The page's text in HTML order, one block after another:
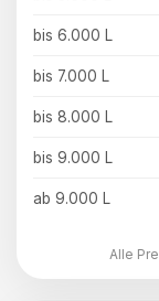
bis 6.000 L
bis 7.000 L
bis 8.000 L
bis 9.000 L
ab 9.000 L
Alle